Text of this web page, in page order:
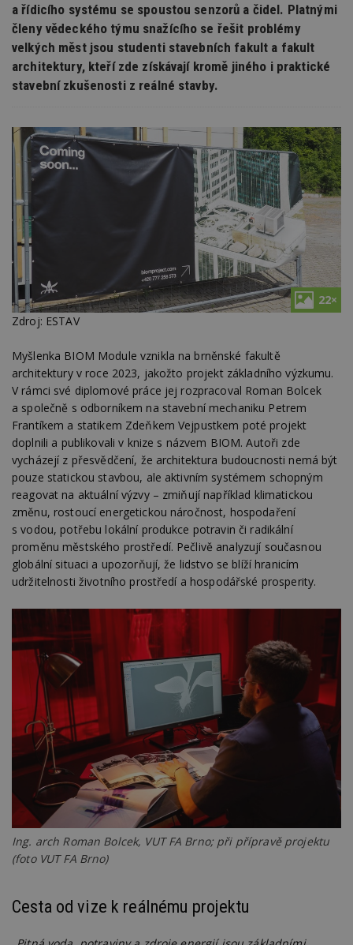
a řídicího systému se spoustou senzorů a čidel. Platnými
členy vědeckého týmu snažícího se řešit problémy
velkých měst jsou studenti stavebních fakult a fakult
architektury, kteří zde získávají kromě jiného i praktické
stavební zkušenosti z reálné stavby.
22×
Zdroj: ESTAV
Myšlenka BIOM Module vznikla na brněnské fakultě
architektury v roce 2023, jakožto projekt základního výzkumu.
V rámci své diplomové práce jej rozpracoval Roman Bolcek
a společně s odborníkem na stavební mechaniku Petrem
Frantíkem a statikem Zdeňkem Vejpustkem poté projekt
doplnili a publikovali v knize s názvem BIOM. Autoři zde
vycházejí z přesvědčení, že architektura budoucnosti nemá být
pouze statickou stavbou, ale aktivním systémem schopným
reagovat na aktuální výzvy – zmiňují například klimatickou
změnu, rostoucí energetickou náročnost, hospodaření
s vodou, potřebu lokální produkce potravin či radikální
proměnu městského prostředí. Pečlivě analyzují současnou
globální situaci a upozorňují, že lidstvo se blíží hranicím
udržitelnosti životního prostředí a hospodářské prosperity.
Ing. arch Roman Bolcek, VUT FA Brno; při přípravě projektu
(foto VUT FA Brno)
Cesta od vize k reálnému projektu